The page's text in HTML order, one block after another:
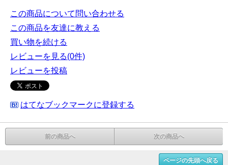
この商品について問い合わせる
この商品を友達に教える
買い物を続ける
レビューを見る(0件)
レビューを投稿
はてなブックマークに登録する
前の商品へ 次の商品へ
ページの先頭へ戻る